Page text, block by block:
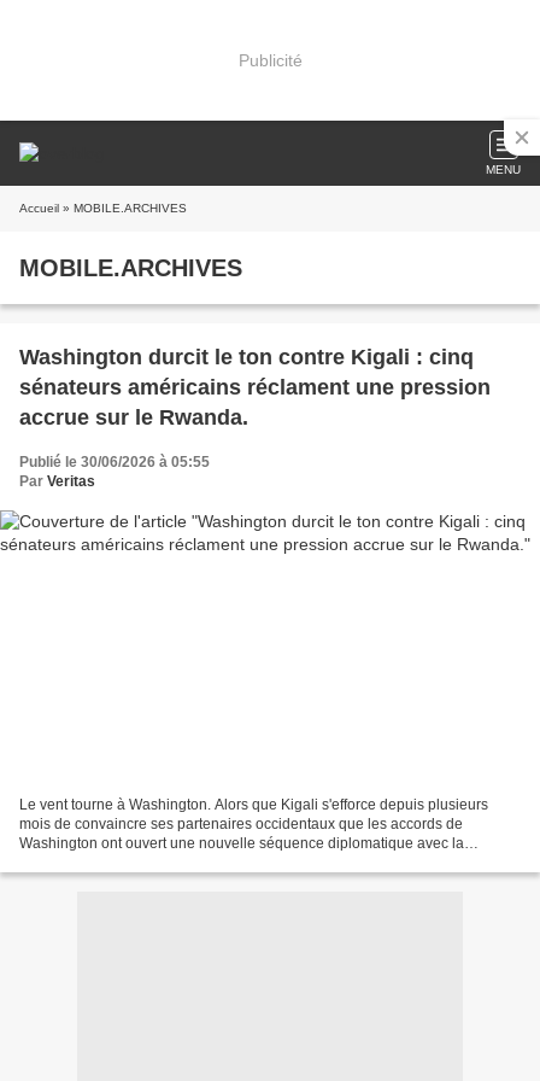
Publicité
MENU
Accueil » MOBILE.ARCHIVES
MOBILE.ARCHIVES
Washington durcit le ton contre Kigali : cinq
sénateurs américains réclament une pression
accrue sur le Rwanda.
Publié le 30/06/2026 à 05:55
Par Veritas
Le vent tourne à Washington. Alors que Kigali s'efforce depuis plusieurs
mois de convaincre ses partenaires occidentaux que les accords de
Washington ont ouvert une nouvelle séquence diplomatique avec la